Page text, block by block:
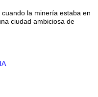
la minería estaba en
ciudad ambiciosa de